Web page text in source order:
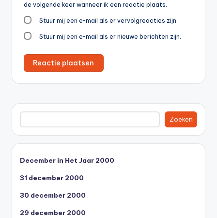
de volgende keer wanneer ik een reactie plaats.
Stuur mij een e-mail als er vervolgreacties zijn.
Stuur mij een e-mail als er nieuwe berichten zijn.
Zoeken
Zoeken
December in Het Jaar 2000
31 december 2000
30 december 2000
29 december 2000